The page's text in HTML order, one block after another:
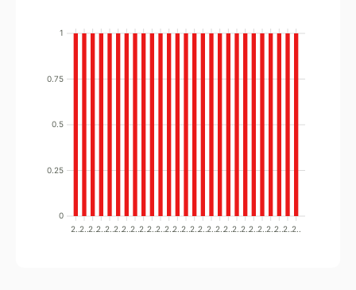
0
0.25
0.5
0.75
1
2..2.. 2..2..2.. 2..2..2.. 2..2..2.. 2..2..2.. 2..2..2.. 2..2..2.. 2..2..2.. 2..2..2.. 2..